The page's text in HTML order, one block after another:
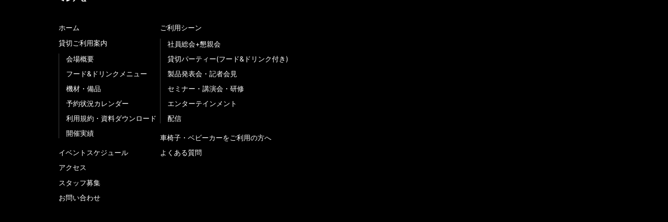
ホーム
貸切ご利用案内
会場概要
フード&ドリンクメニュー
機材・備品
予約状況カレンダー
利用規約・資料ダウンロード
開催実績
イベントスケジュール
アクセス
スタッフ募集
お問い合わせ
ご利用シーン
社員総会+懇親会
貸切パーティー(フード&ドリンク付き)
製品発表会・記者会見
セミナー・講演会・研修
エンターテインメント
配信
車椅子・ベビーカーをご利用の方へ
よくある質問